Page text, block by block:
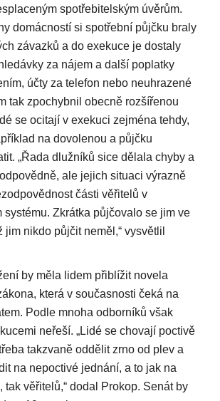
spotřebitelským úvěrům.
domácností si spotřební půjčku braly
závazků a do exekuce je dostaly
za nájem a další poplatky
účty za telefon nebo neuhrazené
tak zpochybnil obecně rozšířenou
se ocitají v exekuci zejména tehdy,
na dovolenou a půjčku
„Řada dlužníků sice dělala chyby a
ale jejich situaci výrazně
části věřitelů v
systému. Zkrátka půjčovalo se jim ve
jim nikdo půjčit neměl,“ vysvětlil
by měla lidem přiblížit novela
která v současnosti čeká na
Podle mnoha odborníků však
neřeší. „Lidé se chovají poctivě
takzvaně oddělit zrno od plev a
na nepoctivé jednání, a to jak na
tak věřitelů,“ dodal Prokop. Senát by